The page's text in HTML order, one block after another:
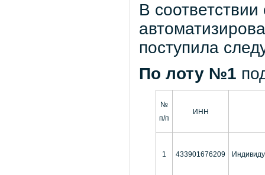
В
поступила
По лоту №1
№
п/п
ИНН
1 433901676209